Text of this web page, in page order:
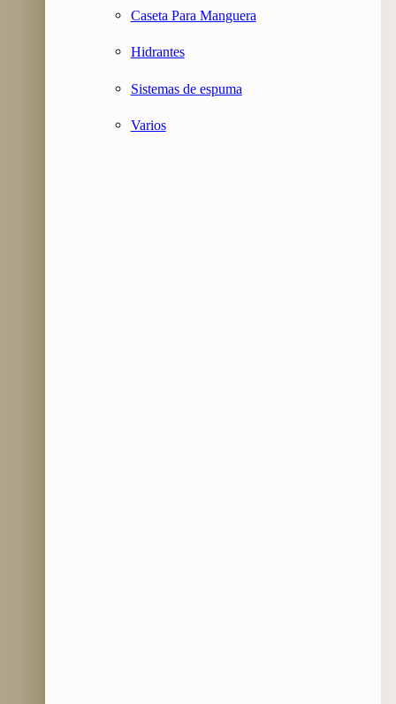
Caseta Para Manguera
Hidrantes
Sistemas de espuma
Varios